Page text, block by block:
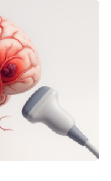
freigegeben – unter
(ZIM) und
Auf dem
5. Juni 2025 in
für
Nachricht:
in